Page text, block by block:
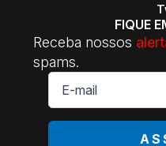
FIQUE
Receba nossos
spams.
E-
mail